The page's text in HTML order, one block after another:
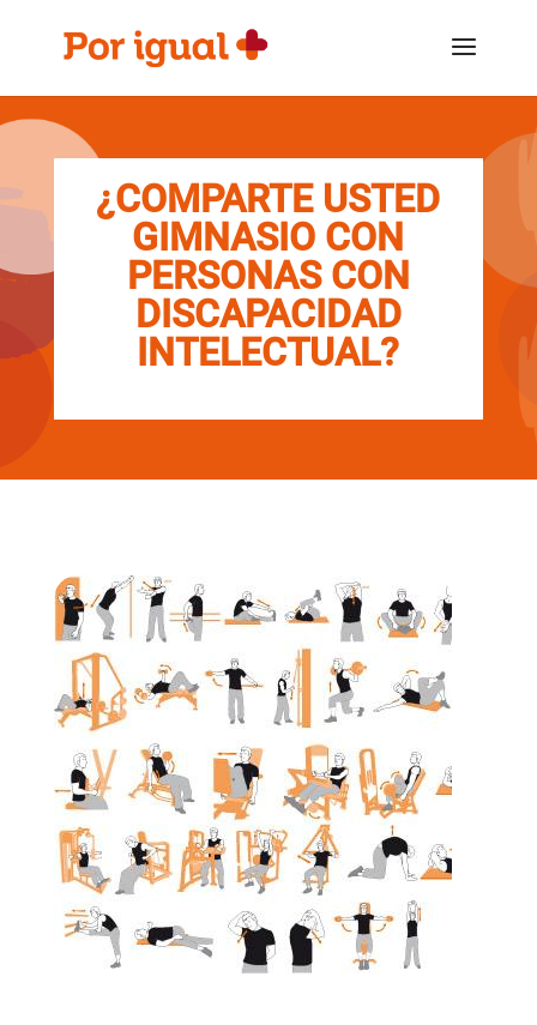
contenido
navegación
¿COMPARTE USTED
GIMNASIO CON
PERSONAS CON
DISCAPACIDAD
INTELECTUAL?